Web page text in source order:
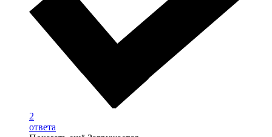
2
ответа